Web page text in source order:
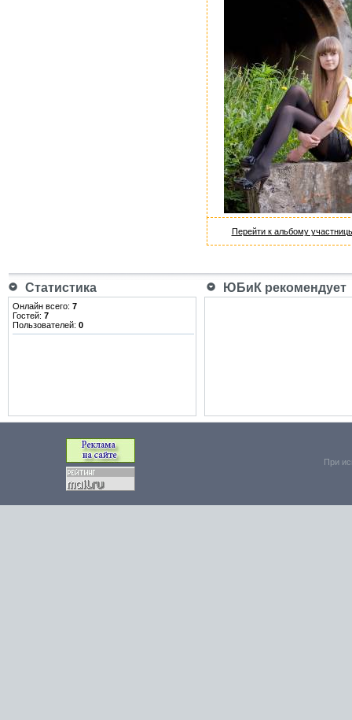
Перейти к альбому
Статистика ЮБиК рекомендует
Онлайн всего: 7
Гостей: 7
Пользователей: 0
При